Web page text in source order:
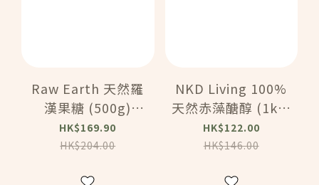
Raw Earth 天然羅
漢果糖 (500g)
(82009)
HK$169.90
HK$204.00
NKD Living 100%
天然赤藻醣醇 (1kg)
(84103)
HK$122.00
HK$146.00